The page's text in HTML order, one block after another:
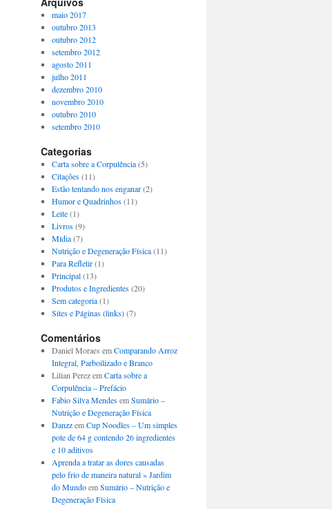
maio 2017
outubro 2013
outubro 2012
setembro 2012
agosto 2011
julho 2011
dezembro 2010
novembro 2010
outubro 2010
setembro 2010
Categorias
Carta sobre a Corpulência(5)
Citações(11)
Estão tentando nos enganar(2)
Humor e Quadrinhos(11)
Leite(1)
Livros(9)
Mídia(7)
Nutrição e Degeneração Física(11)
Para Refletir(1)
Principal(13)
Produtos e Ingredientes(20)
Sem categoria(1)
Sites e Páginas (links)(7)
Comentários
Daniel Moraes emComparando Arroz
Integral, Parboilizado e Branco
Lilian PerezemCarta sobre a
Corpulência – Prefácio
Fabio Silva MendesemSumário –
Nutrição e Degeneração Física
DanzzemCup Noodles – Um simples
pote de 64 g contendo 26 ingredientes
e 10 aditivos
Aprenda a tratar as dores causadas
pelo frio de maneira natural » Jardim
do MundoemSumário – Nutrição e
Degeneração Física